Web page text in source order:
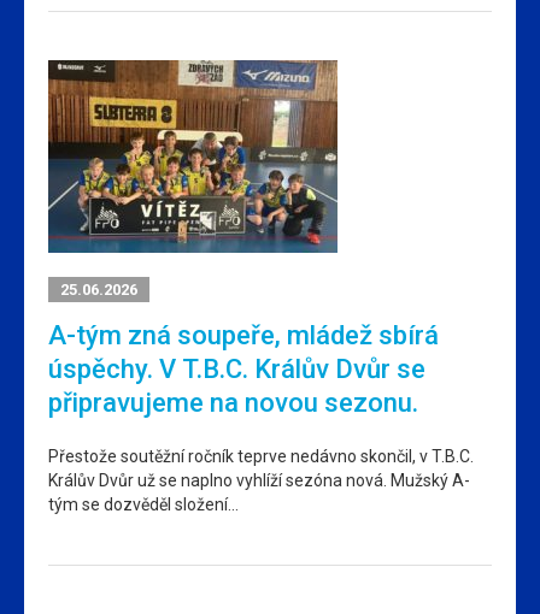
25.06.2026
A-tým zná soupeře, mládež sbírá
úspěchy. V T.B.C. Králův Dvůr se
připravujeme na novou sezonu.
Přestože soutěžní ročník teprve nedávno skončil, v T.B.C.
Králův Dvůr už se naplno vyhlíží sezóna nová. Mužský A-
tým se dozvěděl složení…